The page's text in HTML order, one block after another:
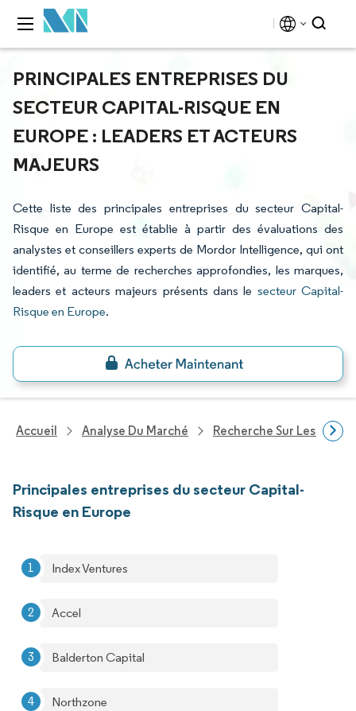
PRINCIPALES ENTREPRISES DU
SECTEUR CAPITAL-RISQUE EN
EUROPE : LEADERS ET ACTEURS
MAJEURS
Cette liste des principales entreprises du secteur Capital-
Risque en Europe est établie à partir des évaluations des
analystes et conseillers experts de Mordor Intelligence, qui ont
identifié, au terme de recherches approfondies, les marques,
leaders et acteurs majeurs présents dans le secteur Capital-
Risque en Europe.
Accueil Analyse Du Marché Recherche Sur Les
Principales entreprises du secteur Capital-
Risque en Europe
Index Ventures
Accel
Balderton Capital
Northzone